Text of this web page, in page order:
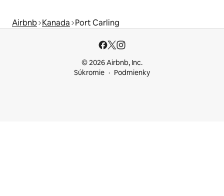
Airbnb Kanada Port Carling
© 2026 Airbnb, Inc.
Súkromie
Podmienky